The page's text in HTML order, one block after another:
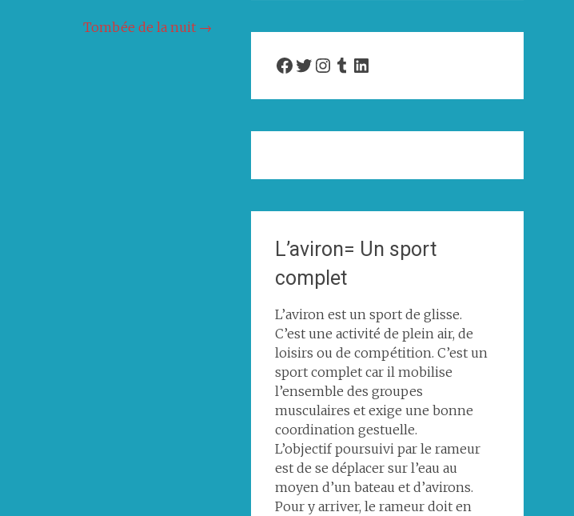
Tombée de la nuit →
Facebook
Twitter
Instagram
Tumblr
LinkedIn
L’aviron= Un sport
complet
L’aviron est un sport de glisse.
C’est une activité de plein air, de
loisirs ou de compétition. C’est un
sport complet car il mobilise
l’ensemble des groupes
musculaires et exige une bonne
coordination gestuelle.
L’objectif poursuivi par le rameur
est de se déplacer sur l’eau au
moyen d’un bateau et d’avirons.
Pour y arriver, le rameur doit en